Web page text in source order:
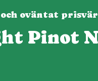
i Norden AB
oväntat
Pinot